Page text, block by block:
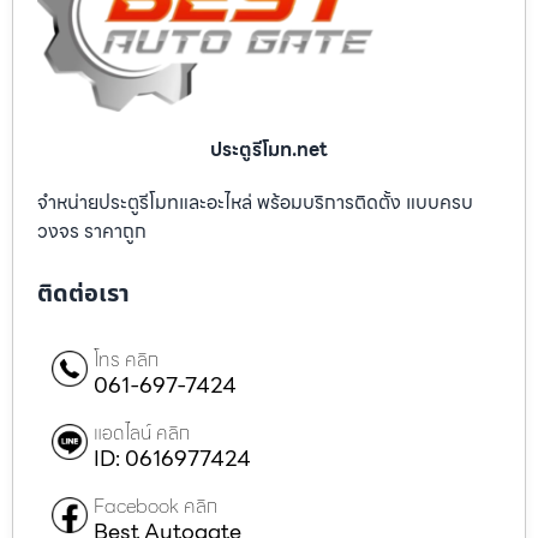
ประตูรีโมท.net
จำหน่ายประตูรีโมทและอะไหล่ พร้อมบริการติดตั้ง แบบครบ
วงจร ราคาถูก
ติดต่อเรา
โทร คลิก
061-697-7424
แอดไลน์ คลิก
ID: 0616977424
Facebook คลิก